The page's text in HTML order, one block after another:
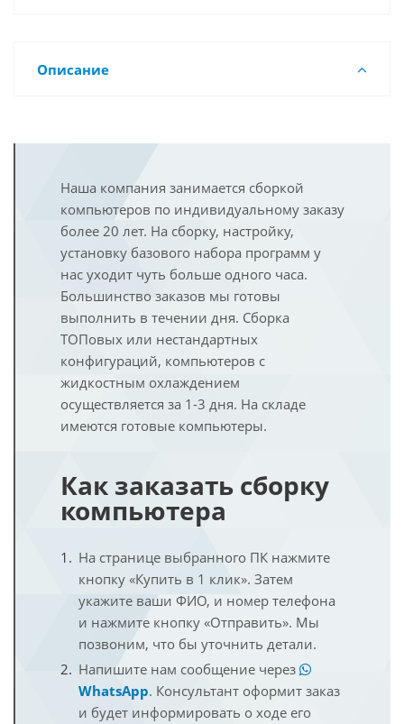
Описание
Наша компания занимается сборкой
компьютеров по индивидуальному заказу
более 20 лет. На сборку, настройку,
установку базового набора программ у
нас уходит чуть больше одного часа.
Большинство заказов мы готовы
выполнить в течении дня. Сборка
ТОПовых или нестандартных
конфигураций, компьютеров с
жидкостным охлаждением
осуществляется за 1-3 дня. На складе
имеются готовые компьютеры.
Как заказать сборку
компьютера
На странице выбранного ПК нажмите
кнопку «Купить в 1 клик». Затем
укажите ваши ФИО, и номер телефона
и нажмите кнопку «Отправить». Мы
позвоним, что бы уточнить детали.
Напишите нам сообщение через
WhatsApp. Консультант оформит заказ
и будет информировать о ходе его